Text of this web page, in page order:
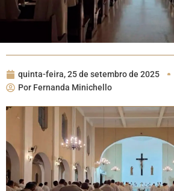
quinta-feira, 25 de setembro de 2025
Por Fernanda Minichello